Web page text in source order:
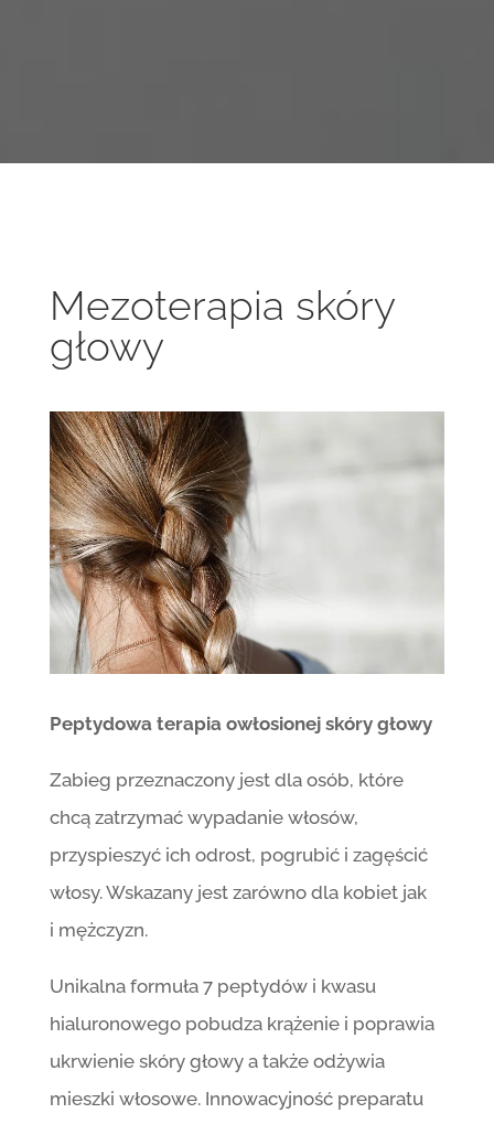
Mezoterapia skóry
głowy
Peptydowa terapia owłosionej skóry głowy
Zabieg przeznaczony jest dla osób, które
chcą zatrzymać wypadanie włosów,
przyspieszyć ich odrost, pogrubić i zagęścić
włosy. Wskazany jest zarówno dla kobiet jak
i mężczyzn.
Unikalna formuła 7 peptydów i kwasu
hialuronowego pobudza krążenie i poprawia
ukrwienie skóry głowy a także odżywia
mieszki włosowe. Innowacyjność preparatu